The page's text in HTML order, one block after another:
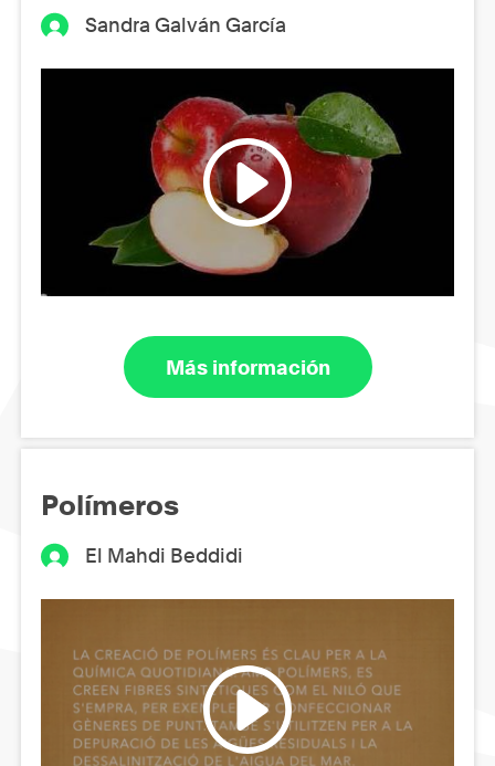
Sandra Galván García
Más información
Polímeros
El Mahdi Beddidi